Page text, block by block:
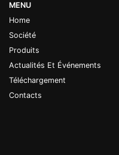
MENU
Home
Société
Produits
Actualités Et Événements
Téléchargement
Contacts